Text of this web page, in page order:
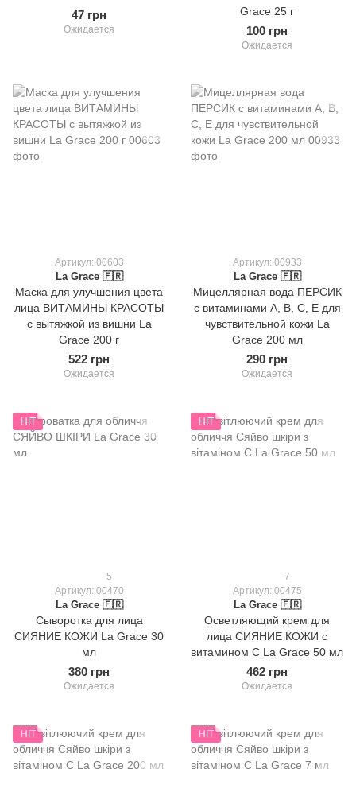
47 грн
Ожидается
Grace 25 г
100 грн
Ожидается
Артикул: 00603
La Grace 🇫🇷
Маска для улучшения цвета
лица ВИТАМИНЫ КРАСОТЫ
с вытяжкой из вишни La
Grace 200 г
522 грн
Ожидается
Артикул: 00933
La Grace 🇫🇷
Мицеллярная вода ПЕРСИК
с витаминами А, В, С, Е для
чувствительной кожи La
Grace 200 мл
290 грн
Ожидается
HIT
5
Артикул: 00470
La Grace 🇫🇷
Сыворотка для лица
СИЯНИЕ КОЖИ La Grace 30
мл
380 грн
Ожидается
HIT
7
Артикул: 00475
La Grace 🇫🇷
Осветляющий крем для
лица СИЯНИЕ КОЖИ с
витамином C La Grace 50 мл
462 грн
Ожидается
HIT HIT